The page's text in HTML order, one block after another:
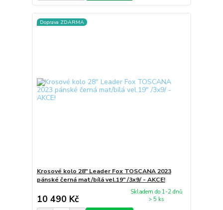
Doprava ZDARMA
Krosové kolo 28" Leader Fox TOSCANA 2023
pánské černá mat/bílá vel.19" /3x9/ - AKCE!
10 490 Kč
Skladem do 1-2 dnů
> 5 ks